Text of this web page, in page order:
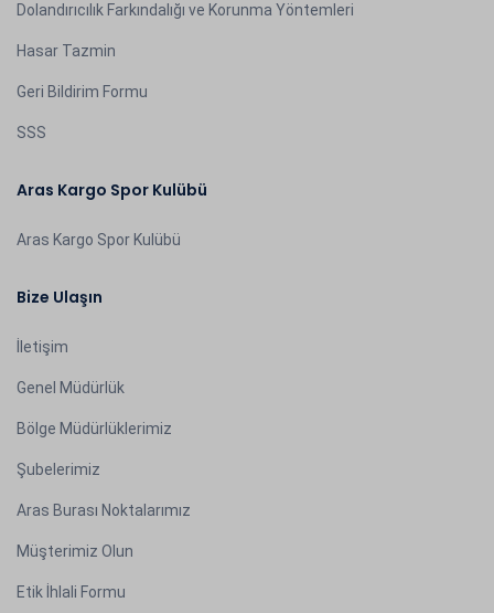
Dolandırıcılık Farkındalığı ve Korunma Yöntemleri
Hasar Tazmin
Geri Bildirim Formu
SSS
Aras Kargo Spor Kulübü
Aras Kargo Spor Kulübü
Bize Ulaşın
İletişim
Genel Müdürlük
Bölge Müdürlüklerimiz
Şubelerimiz
Aras Burası Noktalarımız
Müşterimiz Olun
Etik İhlali Formu